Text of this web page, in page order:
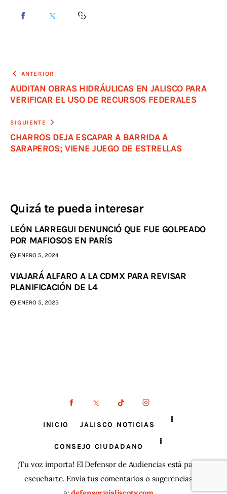
ANTERIOR
AUDITAN OBRAS HIDRÁULICAS EN JALISCO PARA
VERIFICAR EL USO DE RECURSOS FEDERALES
SIGUIENTE
CHARROS DEJA ESCAPAR A BARRIDA A
SARAPEROS; VIENE JUEGO DE ESTRELLAS
Quizá te pueda interesar
LEÓN LARREGUI DENUNCIÓ QUE FUE GOLPEADO
POR MAFIOSOS EN PARÍS
ENERO 5, 2024
VIAJARÁ ALFARO A LA CDMX PARA REVISAR
PLANIFICACIÓN DE L4
ENERO 5, 2023
INICIO JALISCO NOTICIAS
CONSEJO CIUDADANO
¡Tu voz importa! El Defensor de Audiencias está para
escucharte. Envía tus comentarios o sugerencias